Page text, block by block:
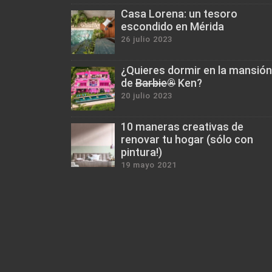
Casa Lorena: un tesoro
escondido en Mérida
26 julio 2023
¿Quieres dormir en la mansión
de B̶a̶r̶b̶i̶e̶®̶ Ken?
20 julio 2023
10 maneras creativas de
renovar tu hogar (sólo con
pintura!)
19 mayo 2021